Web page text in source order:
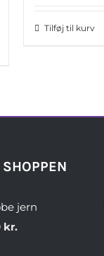
Tilføj til kurv
jern
kr.